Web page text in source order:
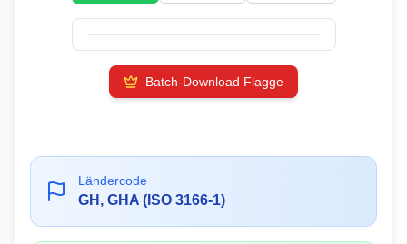
Batch-Download Flagge
Ländercode
GH, GHA (ISO 3166-1)